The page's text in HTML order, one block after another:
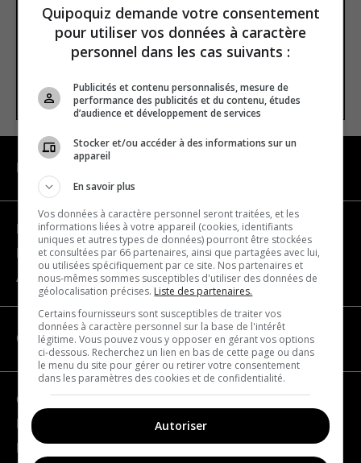
E-mail
S’INSCRIRE
Devenir partenaire
Nous joindre
À propos
CATÉGORIES
Géographie
France
Europe
Quipoquiz demande votre consentement
pour utiliser vos données à caractère
personnel dans les cas suivants :
Publicités et contenu personnalisés, mesure de
performance des publicités et du contenu, études
d’audience et développement de services
Stocker et/ou accéder à des informations sur un
appareil
En savoir plus
Vos données à caractère personnel seront traitées, et les
informations liées à votre appareil (cookies, identifiants
uniques et autres types de données) pourront être stockées
et consultées par 66 partenaires, ainsi que partagées avec lui,
ou utilisées spécifiquement par ce site. Nos partenaires et
nous-mêmes sommes susceptibles d'utiliser des données de
géolocalisation précises. Liste des partenaires.
Certains fournisseurs sont susceptibles de traiter vos
données à caractère personnel sur la base de l'intérêt
légitime. Vous pouvez vous y opposer en gérant vos options
ci-dessous. Recherchez un lien en bas de cette page ou dans
le menu du site pour gérer ou retirer votre consentement
dans les paramètres des cookies et de confidentialité.
Autoriser